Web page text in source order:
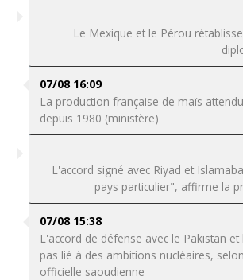
Le Mexique et le Pérou
07/08 16:09
La production française de maïs
depuis 1980 (ministère)
L'accord signé avec Riyad et
pays particulier", affirme la
07/08 15:38
L'accord de défense avec le Pakistan
pas lié à des ambitions nucléaires,
officielle saoudienne